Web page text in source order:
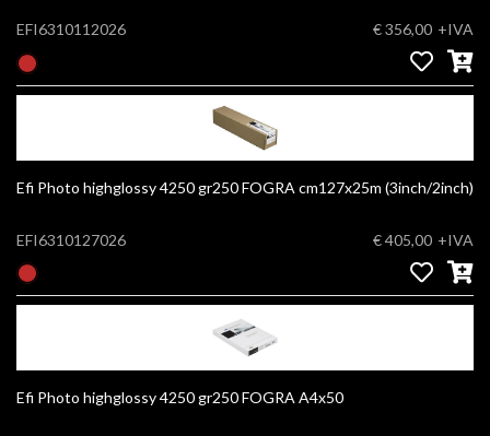
EFI6310112026 € 356,00 +IVA
Efi Photo highglossy 4250 gr250 FOGRA cm127x25m (3inch/2inch)
EFI6310127026 € 405,00 +IVA
Efi Photo highglossy 4250 gr250 FOGRA A4x50